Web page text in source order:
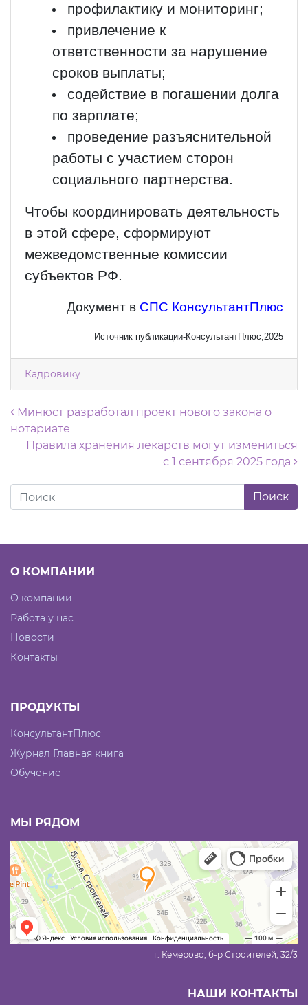
профилактику и мониторинг;
привлечение к
ответственности за нарушение
сроков выплаты;
содействие в погашении долга
по зарплате;
проведение разъяснительной
работы с участием сторон
социального партнерства.
Чтобы координировать деятельность
в этой сфере, сформируют
межведомственные комиссии
субъектов РФ.
Документ в СПС КонсультантПлюс
Источник публикации-КонсультантПлюс,2025
Кадровику
Навигация по записям
Минюст разработал проект нового закона о
нотариате
Правила хранения лекарств могут измениться
с 1 сентября 2025 года
О КОМПАНИИ
О компании
Работа у нас
Новости
Контакты
ПРОДУКТЫ
КонсультантПлюс
Журнал Главная книга
Обучение
МЫ РЯДОМ
г. Кемерово, б-р Строителей, 32/3
НАШИ КОНТАКТЫ